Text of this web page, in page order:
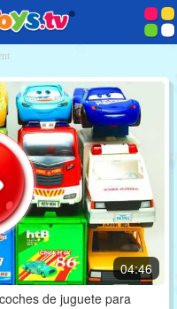
04:46
de juguete para